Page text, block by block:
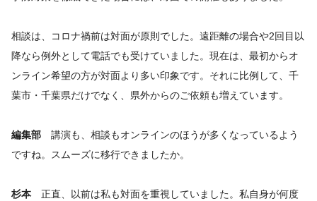
相談は、コロナ禍前は対面が原則でした。遠距離の場合や2回目以
降なら例外として電話でも受けていました。現在は、最初からオ
ンライン希望の方が対面より多い印象です。それに比例して、千
葉市・千葉県だけでなく、県外からのご依頼も増えています。
編集部 講演も、相談もオンラインのほうが多くなっているよう
ですね。スムーズに移行できましたか。
杉本 正直、以前は私も対面を重視していました。私自身が何度